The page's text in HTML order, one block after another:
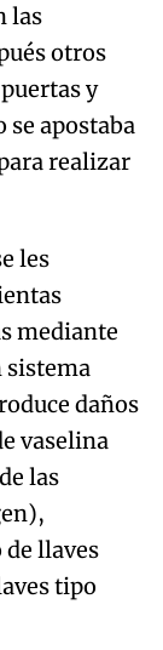
realizar
les
mediante
daños
vaselina
las
llaves
tipo
autores
en